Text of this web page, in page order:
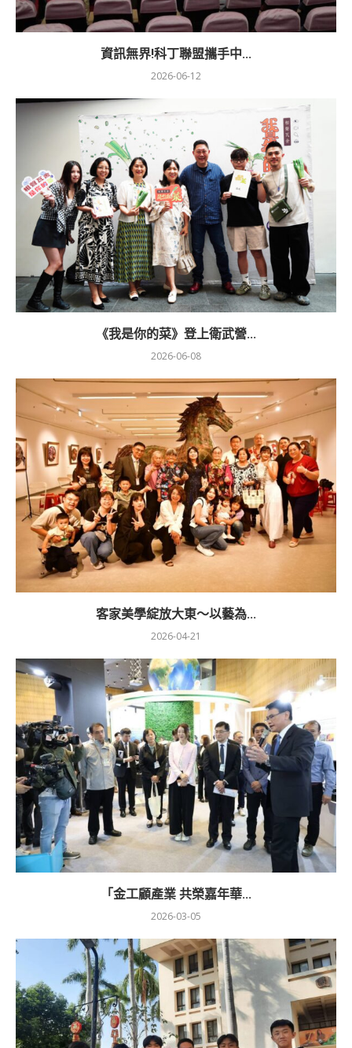
資訊無界!科丁聯盟攜手中...
2026-06-12
《我是你的菜》登上衛武營...
2026-06-08
客家美學綻放大東～以藝為...
2026-04-21
「金工顧產業 共榮嘉年華...
2026-03-05